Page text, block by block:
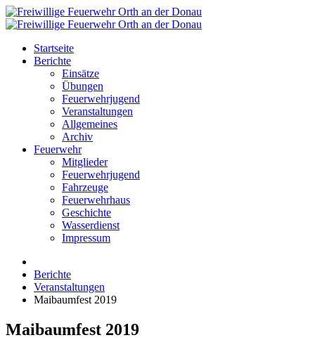
Startseite
Berichte
Einsätze
Übungen
Feuerwehrjugend
Veranstaltungen
Allgemeines
Archiv
Feuerwehr
Mitglieder
Feuerwehrjugend
Fahrzeuge
Feuerwehrhaus
Geschichte
Wasserdienst
Impressum
Berichte
Veranstaltungen
Maibaumfest 2019
Maibaumfest 2019